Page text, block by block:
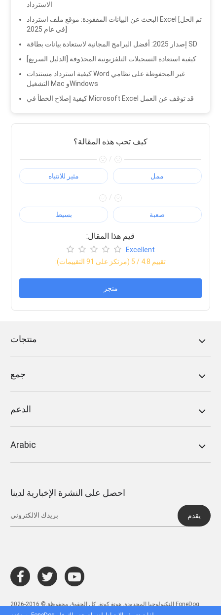
الاسترداد
البحث عن البيانات المفقودة: موقع ملف استرداد Excel [تم الحل
إصدار 2025: أفضل البرامج المجانية لاستعادة بيانات بطاقة SD
[الدليل السريع] كيفية استعادة التسجيلات التلفزيونية المحذوفة
كيفية استرداد مستندات Word غير المحفوظة على نظامي
التشغيل Mac وWindows
كيفية إصلاح الخطأ في Microsoft Excel قد توقف عن العمل
كيف تحب هذه المقالة؟
/
مثير للانتباه ممل
/
بسيط صعبة
:قيم هذا المقال
Excellent
:تقييم 4.8 / 5 (مرتكز على 91 التقييمات)
منجز
منتجات
جمع
الدعم
Arabic
احصل على النشرة الإخبارية لدينا
يقدم
التكنولوجيا المحدودة, هونغ كونغ. كل الحقوق محفوظة.© 2016-2026 FoneDog